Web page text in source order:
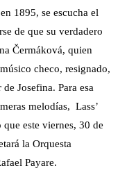
1895, se escucha el
de que su verdadero
Čermáková, quien
checo, resignado,
Josefina. Para esa
melodías, Lass’
este viernes, 30 de
la Orquesta
Payare.